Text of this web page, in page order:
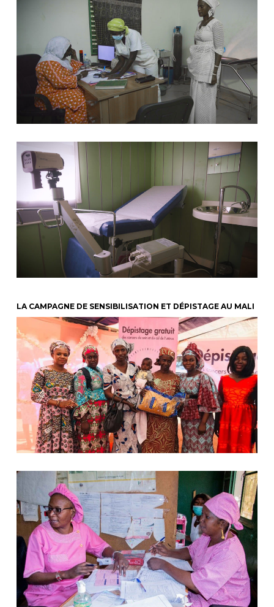
LA CAMPAGNE DE SENSIBILISATION ET DÉPISTAGE AU MALI